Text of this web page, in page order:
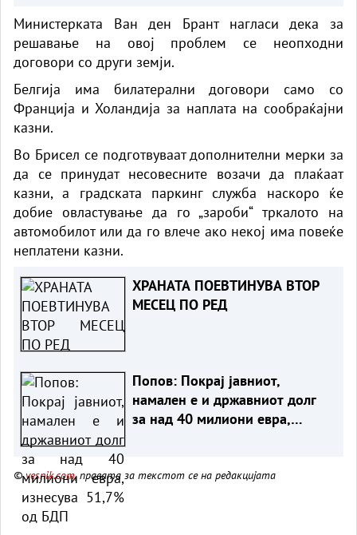
Министерката Ван ден Брант нагласи дека за
решавање на овој проблем се неопходни
договори со други земји.
Белгија има билатерални договори само со
Франција и Холандија за наплата на сообраќајни
казни.
Во Брисел се подготвуваат дополнителни мерки за
да се принудат несовесните возачи да плаќаат
казни, а градската паркинг служба наскоро ќе
добие овластување да го „зароби“ тркалото на
автомобилот или да го влече ако некој има повеќе
неплатени казни.
ХРАНАТА ПОЕВТИНУВА ВТОР
МЕСЕЦ ПО РЕД
Попов: Покрај јавниот,
намален е и државниот долг
за над 40 милиони евра,
©vesnik.com, правата за текстот се на редакцијата